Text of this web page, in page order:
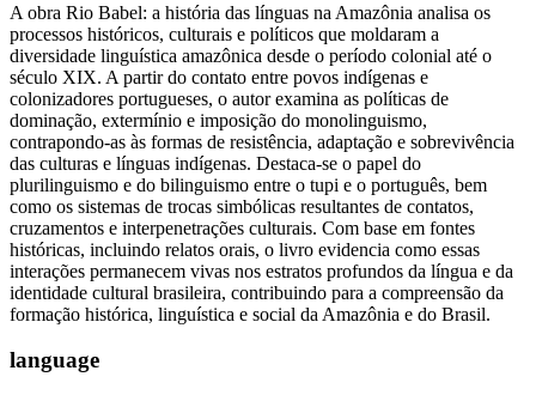
A obra Rio Babel: a história das línguas na Amazônia analisa os
processos históricos, culturais e políticos que moldaram a
diversidade linguística amazônica desde o período colonial até o
século XIX. A partir do contato entre povos indígenas e
colonizadores portugueses, o autor examina as políticas de
dominação, extermínio e imposição do monolinguismo,
contrapondo-as às formas de resistência, adaptação e sobrevivência
das culturas e línguas indígenas. Destaca-se o papel do
plurilinguismo e do bilinguismo entre o tupi e o português, bem
como os sistemas de trocas simbólicas resultantes de contatos,
cruzamentos e interpenetrações culturais. Com base em fontes
históricas, incluindo relatos orais, o livro evidencia como essas
interações permanecem vivas nos estratos profundos da língua e da
identidade cultural brasileira, contribuindo para a compreensão da
formação histórica, linguística e social da Amazônia e do Brasil.
language